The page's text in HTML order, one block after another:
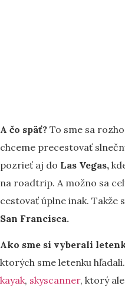
A čo späť? To sme sa
chceme precestovať
pozrieť aj do Las Vegas,
na roadtrip. A možno sa
cestovať úplne inak. Takže
San Francisca.
Ako sme si vyberali
ktorých sme letenku
kayak, skyscanner, ktorý